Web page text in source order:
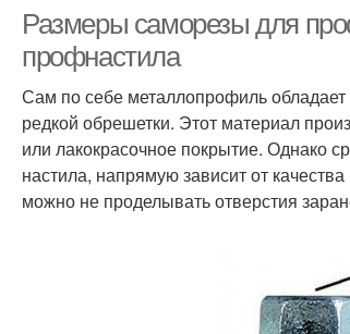
Размеры саморезы для
профнастила
Сам по себе металлопрофиль
редкой обрешетки. Этот материал
или лакокрасочное покрытие. Однако
настила, напрямую зависит от
можно не проделывать отверстия